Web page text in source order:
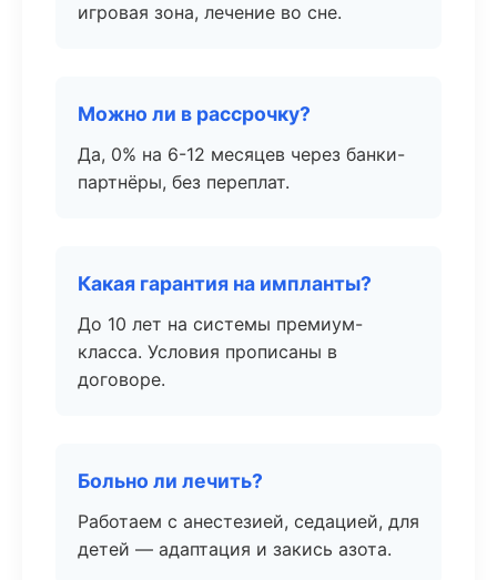
игровая зона, лечение во сне.
Можно ли в рассрочку?
Да, 0% на 6-12 месяцев через банки-
партнёры, без переплат.
Какая гарантия на импланты?
До 10 лет на системы премиум-
класса. Условия прописаны в
договоре.
Больно ли лечить?
Работаем с анестезией, седацией, для
детей — адаптация и закись азота.